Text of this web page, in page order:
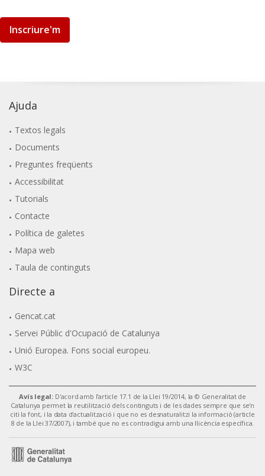
Inscriure'm
Ajuda
Textos legals
Documents
Preguntes freqüents
Accessibilitat
Tutorials
Contacte
Política de galetes
Mapa web
Taula de continguts
Directe a
Gencat.cat
Servei Públic d'Ocupació de Catalunya
Unió Europea. Fons social europeu.
W3C
Avís legal: D'acord amb l'article 17.1 de la Llei 19/2014, la © Generalitat de
Catalunya permet la reutilització dels continguts i de les dades sempre que se'n
citi la font, i la data d'actualització i que no es desnaturalitzi la informació (article
8 de la Llei 37/2007), i també que no es contradigui amb una llicència específica.